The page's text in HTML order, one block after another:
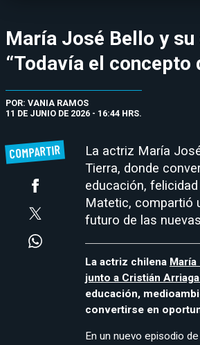
María José Bello y
“Todavía el
POR: VANIA RAMOS
11 DE JUNIO DE 2026 - 16:44 HRS.
COMPARTIR
La actriz María
Tierra, donde
educación,
Matetic, compartió
futuro de las
La actriz chilena
junto a Cristián
educación,
convertirse en
En un nuevo episodio de